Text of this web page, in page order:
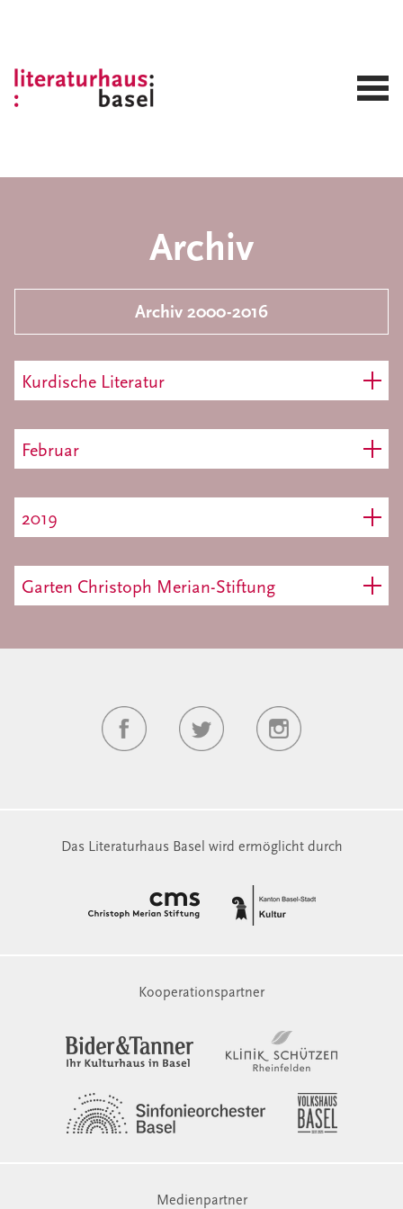
Archiv
Archiv 2000-2016
Kurdische Literatur
Februar
2019
Garten Christoph Merian-Stiftung
Das Literaturhaus Basel wird ermöglicht durch
Kooperationspartner
Medienpartner